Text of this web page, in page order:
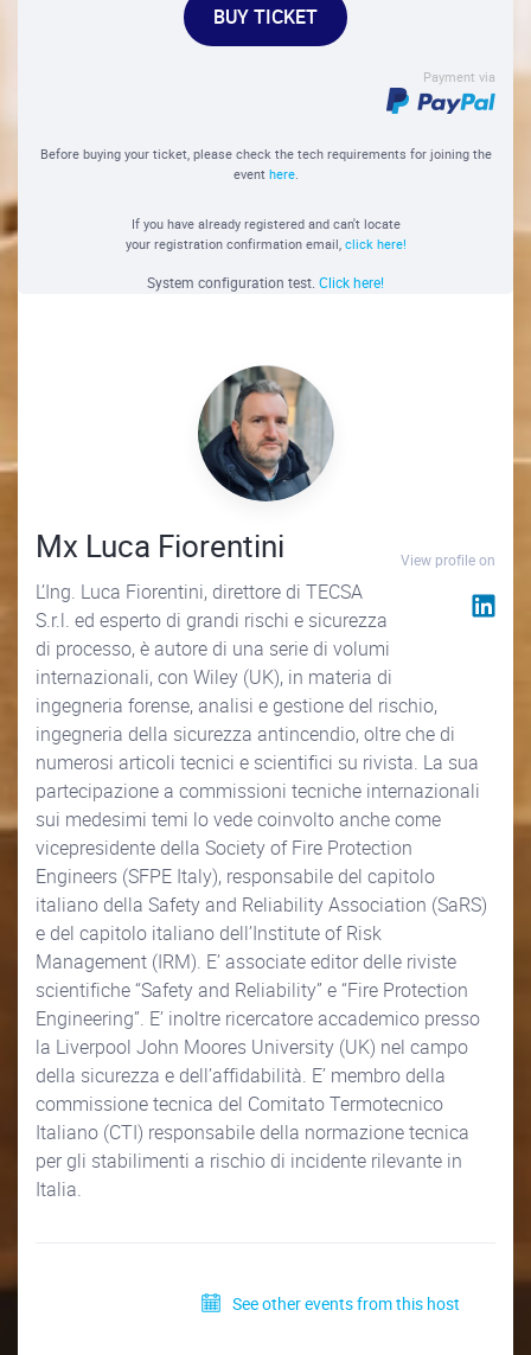
BUY TICKET
Payment via
Before buying your ticket, please check the tech requirements for joining the
event here.
If you have already registered and can't locate
your registration confirmation email, click here!
System configuration test. Click here!
View profile on
Mx Luca Fiorentini
L’Ing. Luca Fiorentini, direttore di TECSA
S.r.l. ed esperto di grandi rischi e sicurezza
di processo, è autore di una serie di volumi
internazionali, con Wiley (UK), in materia di
ingegneria forense, analisi e gestione del rischio,
ingegneria della sicurezza antincendio, oltre che di
numerosi articoli tecnici e scientifici su rivista. La sua
partecipazione a commissioni tecniche internazionali
sui medesimi temi lo vede coinvolto anche come
vicepresidente della Society of Fire Protection
Engineers (SFPE Italy), responsabile del capitolo
italiano della Safety and Reliability Association (SaRS)
e del capitolo italiano dell’Institute of Risk
Management (IRM). E’ associate editor delle riviste
scientifiche “Safety and Reliability” e “Fire Protection
Engineering”. E’ inoltre ricercatore accademico presso
la Liverpool John Moores University (UK) nel campo
della sicurezza e dell’affidabilità. E’ membro della
commissione tecnica del Comitato Termotecnico
Italiano (CTI) responsabile della normazione tecnica
per gli stabilimenti a rischio di incidente rilevante in
Italia.
See other events from this host